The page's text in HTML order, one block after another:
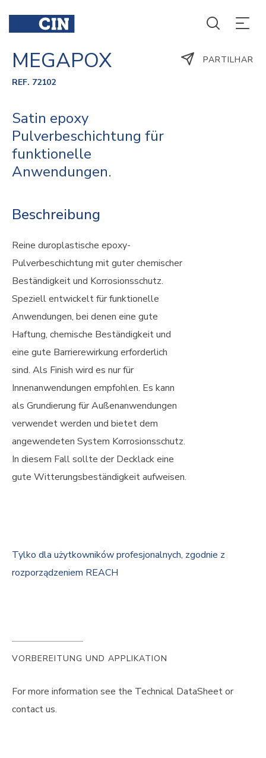
MEGAPOX
REF. 72102
Satin epoxy
Pulverbeschichtung für
funktionelle
Anwendungen.
Beschreibung
Reine duroplastische epoxy-
Pulverbeschichtung mit guter chemischer
Beständigkeit und Korrosionsschutz.
Speziell entwickelt für funktionelle
Anwendungen, bei denen eine gute
Haftung, chemische Beständigkeit und
eine gute Barrierewirkung erforderlich
sind. Als Finish wird es nur für
Innenanwendungen empfohlen. Es kann
als Grundierung für Außenanwendungen
verwendet werden und bietet dem
angewendeten System Korrosionsschutz.
In diesem Fall sollte der Decklack eine
gute Witterungsbeständigkeit aufweisen.
PARTILHAR
Tylko dla użytkowników profesjonalnych, zgodnie z
rozporządzeniem REACH
VORBEREITUNG UND APPLIKATION
For more information see the Technical DataSheet or
contact us.